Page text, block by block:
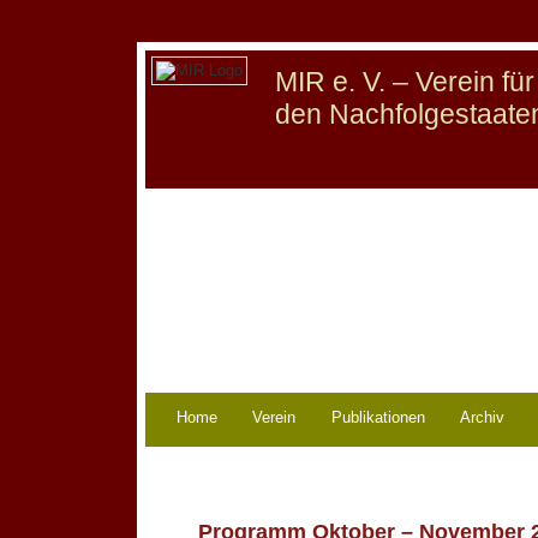
MIR e. V. – Verein
den
Home Verein Publikationen Archiv
Programm Oktober – November